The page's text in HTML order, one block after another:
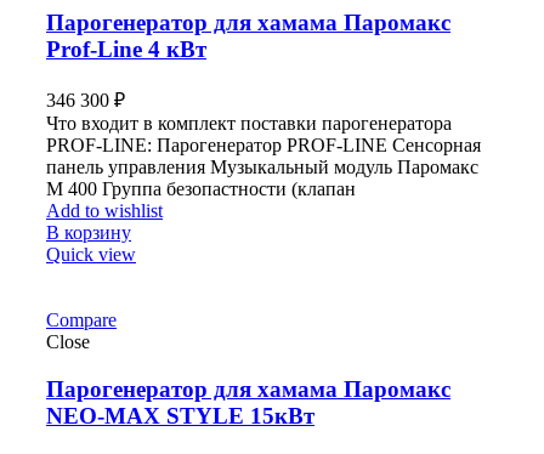
Парогенератор для хамама Паромакс
Prof-Line 4 кВт
346 300 ₽
Что входит в комплект поставки парогенератора
PROF-LINE: Парогенератор PROF-LINE Сенсорная
панель управления Музыкальный модуль Паромакс
М 400 Группа безопастности (клапан
Add to wishlist
В корзину
Quick view
Compare
Close
Парогенератор для хамама Паромакс
NEO-MAX STYLE 15кВт